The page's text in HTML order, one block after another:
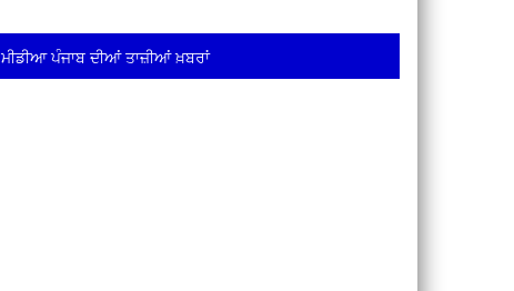
ਮੀਡੀਆ ਪੰਜਾਬ ਦੀਆਂ ਤਾਜ਼ੀਆਂ ਖ਼ਬਰਾਂ